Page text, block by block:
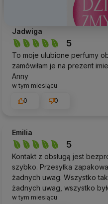
Jadwiga
5
To moje ulubione perfumy
zamówiłam je na prezent
Anny
w tym miesiącu
0
0
Emilia
5
Kontakt z obsługą jest
szybko. Przesyłka
żadnych uwag. Wszystko
żadnych uwag, wszystko
w tym miesiącu